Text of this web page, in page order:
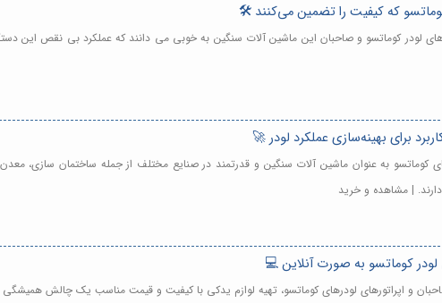
لودر کوماتسو و صاحبان این ماشین آلات سنگین به خوبی می دانند که عملکرد بی نقص این
کوماتسو به عنوان ماشین آلات سنگین و قدرتمند در صنایع مختلف از جمله ساختمان سازی،
| مشاهده و خرید
و اپراتورهای لودرهای کوماتسو، تهیه لوازم یدکی با کیفیت و قیمت مناسب یک چالش